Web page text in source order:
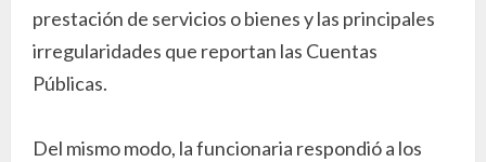
prestación de servicios o bienes y las principales
irregularidades que reportan las Cuentas
Públicas.
Del mismo modo, la funcionaria respondió a los